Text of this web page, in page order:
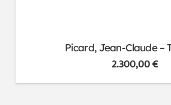
Picard, Jean-Claude –
2.300,00€